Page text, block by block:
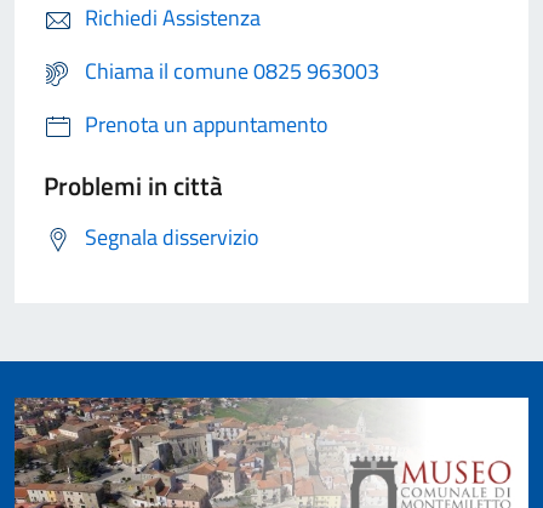
Richiedi Assistenza
Chiama il comune 0825 963003
Prenota un appuntamento
Problemi in città
Segnala disservizio